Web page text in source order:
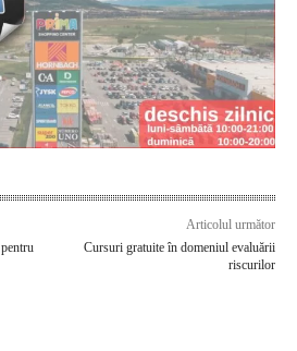
Articolul următor
Cursuri gratuite în domeniul evaluării
riscurilor